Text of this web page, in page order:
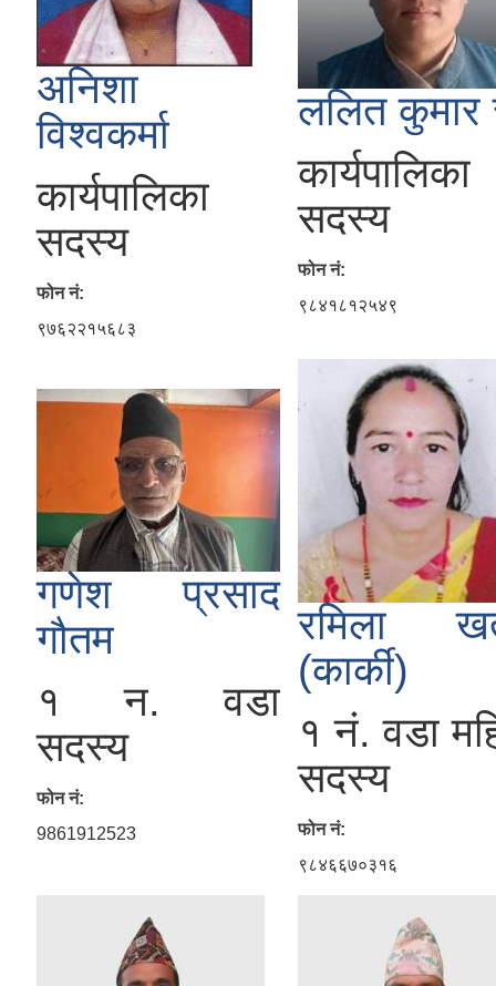
अनिशा
विश्वकर्मा
कार्यपालिका
सदस्य
फोन नं:
९७६२२१५६८३
ललित कुमार
कार्यपालिका
सदस्य
फोन नं:
९८४१८१२५४९
गणेश प्रसाद
गौतम
१ न. वडा
सदस्य
फोन नं:
9861912523
रमिला
(कार्की)
१ नं. वडा
सदस्य
फोन नं:
९८४६६७०३१६